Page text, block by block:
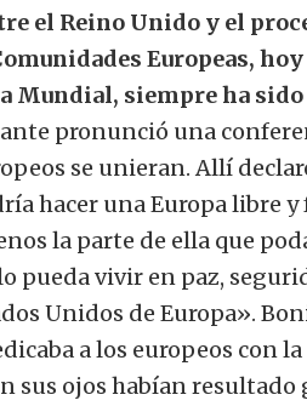
el Reino Unido y el
Europeas,
Mundial, siempre ha
pronunció una
se unieran. Allí
hacer una Europa libre
la parte de ella que
pueda vivir en paz,
Unidos de Europa».
a los europeos con
sus ojos habían